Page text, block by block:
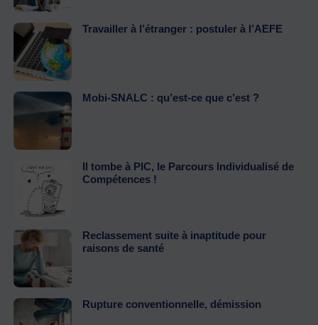
Travailler à l’étranger : postuler à l’AEFE
Mobi-SNALC : qu’est-ce que c’est ?
Il tombe à PIC, le Parcours Individualisé de
Compétences !
Reclassement suite à inaptitude pour
raisons de santé
Rupture conventionnelle, démission